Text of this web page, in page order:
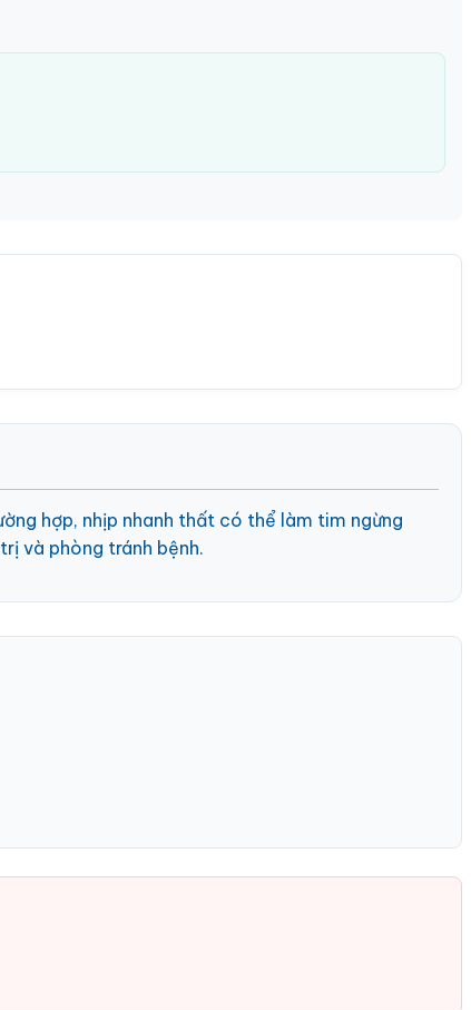
hợp, nhịp nhanh thất có thể làm tim ngừng
và phòng tránh bệnh.